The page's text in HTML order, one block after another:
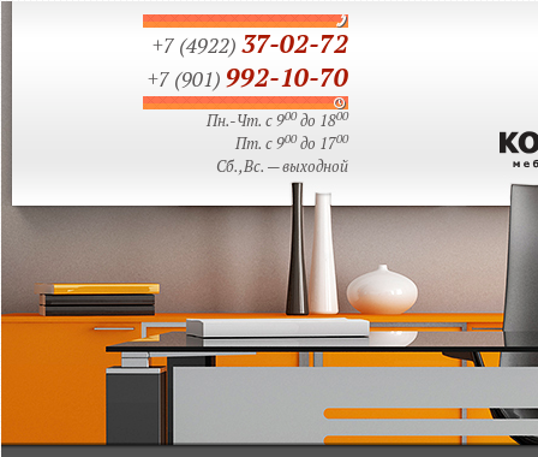
+7 (4922) 37-02-72
+7 (901) 992-10-70
Пн.-Чт. с 900до 1800
Пт. с 900до 1700
Сб.,Вс. — выходной